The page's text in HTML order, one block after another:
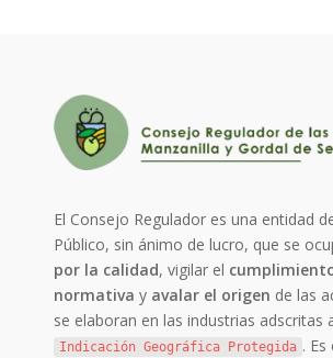
El Consejo Regulador es una entidad
Público, sin ánimo de lucro, que se
por la calidad, vigilar el
normativa y avalar el origen de las
se elaboran en las industrias adscritas
Indicación Geográfica Protegida .